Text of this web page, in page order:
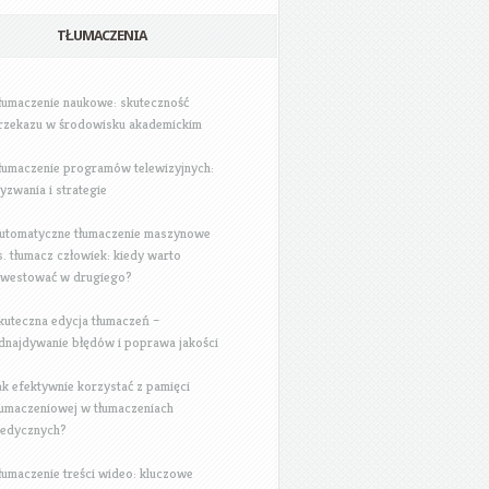
TŁUMACZENIA
naukowe: skuteczność
w środowisku akademickim
programów telewizyjnych:
i strategie
tłumaczenie maszynowe
tłumacz człowiek: kiedy warto
w drugiego?
edycja tłumaczeń –
błędów i poprawa jakości
efektywnie korzystać z pamięci
w tłumaczeniach
treści wideo: kluczowe